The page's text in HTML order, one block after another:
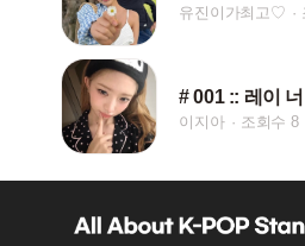
유진이가최고♡
# 001 :: 레이
이지아 조회수 8